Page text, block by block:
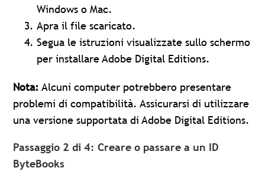
Windows o Mac.
Apra il file scaricato.
Segua le istruzioni visualizzate sullo schermo
per installare Adobe Digital Editions.
Nota: Alcuni computer potrebbero presentare
problemi di compatibilità. Assicurarsi di utilizzare
una versione supportata di Adobe Digital Editions.
Passaggio 2 di 4: Creare o passare a un ID
ByteBooks